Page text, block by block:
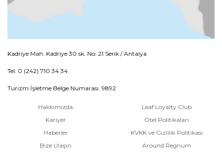
Kadriye Mah. Kadriye 30 sk. No: 21 Serik / Antalya
Tel: 0 (242) 710 34 34
Turizm İşletme Belge Numarası: 9892
Hakkımızda
Kariyer
Haberler
Bize Ulaşın
Leaf Loyalty Club
Otel Politikaları
KVKK ve Gizlilik Politikası
Around Regnum